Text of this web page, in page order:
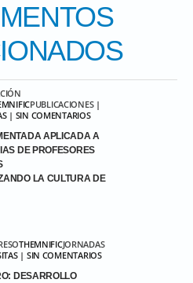
PUBLICACIONES|
| SIN COMENTARIOS
APLICADA A
DE PROFESORES
LA CULTURA DE
THEMNIFICJORNADAS
| SIN COMENTARIOS
DESARROLLO